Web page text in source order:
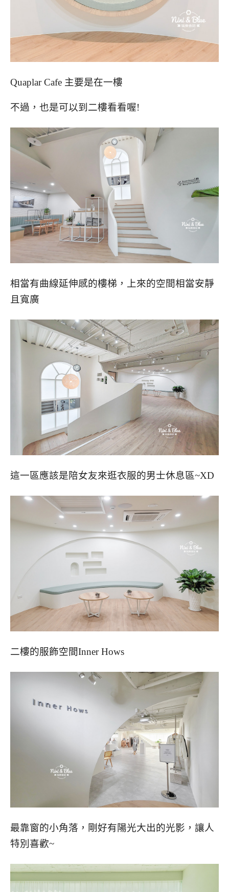
Quaplar Cafe 主要是在一樓
不過，也是可以到二樓看看喔!
相當有曲線延伸感的樓梯，上來的空間相當安靜
且寬廣
這一區應該是陪女友來逛衣服的男士休息區~XD
二樓的服飾空間Inner Hows
最靠窗的小角落，剛好有陽光大出的光影，讓人
特別喜歡~